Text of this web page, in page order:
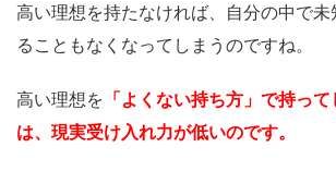
高い理想を持たなければ、自分の中で
ることもなくなってしまうのですね。
高い理想を 「よくない持ち方」で持っ
は、現実受け入れ力が低いのです。